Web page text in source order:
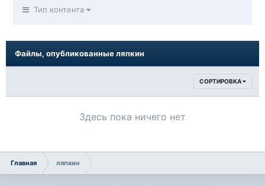
Тип контента
Файлы, опубликованные ляпкин
СОРТИРОВКА
Здесь пока ничего нет
Главная ляпкин